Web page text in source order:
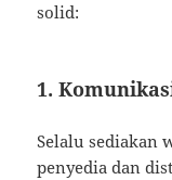
solid:
1.
Selalu sediakan
penyedia dan